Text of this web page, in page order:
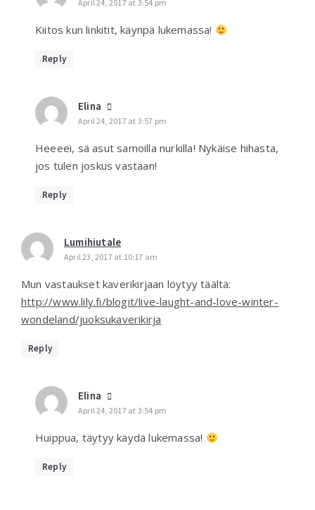
April 24, 2017 at 3:54 pm
Kiitos kun linkitit, käynpä lukemassa!
Reply
Elina
April 24, 2017 at 3:57 pm
Heeeei, sä asut samoilla nurkilla! Nykäise hihasta,
jos tulen joskus vastaan!
Reply
Lumihiutale
April 23, 2017 at 10:17 am
Mun vastaukset kaverikirjaan löytyy täältä:
http://www.lily.fi/blogit/live-laught-and-love-winter-
wondeland/juoksukaverikirja
Reply
Elina
April 24, 2017 at 3:54 pm
Huippua, täytyy käydä lukemassa!
Reply